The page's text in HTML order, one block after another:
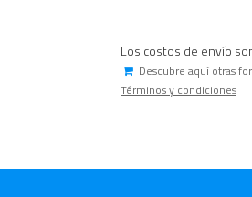
Los costos de envío
Descubre aquí otras
Términos y condiciones